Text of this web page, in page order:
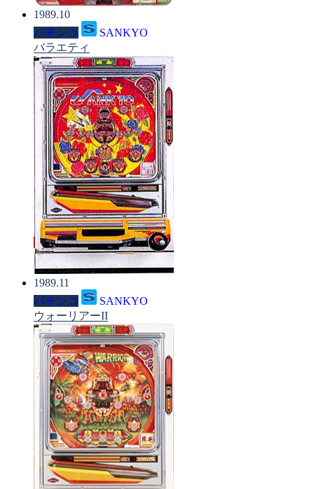
1989.10
パチンコ
SANKYO
バラエティ
1989.11
パチンコ
SANKYO
ウォーリアーII